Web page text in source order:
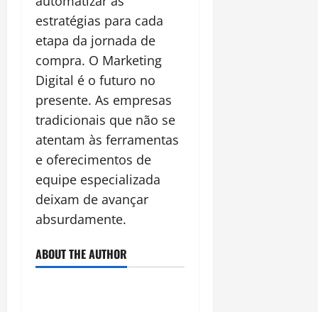
estratégias para cada
etapa da jornada de
compra. O Marketing
Digital é o futuro no
presente. As empresas
tradicionais que não se
atentam às ferramentas
e oferecimentos de
equipe especializada
deixam de avançar
absurdamente.
ABOUT THE AUTHOR